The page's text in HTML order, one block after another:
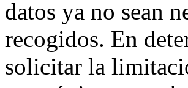
datos ya no sean
recogidos. En
solicitar la